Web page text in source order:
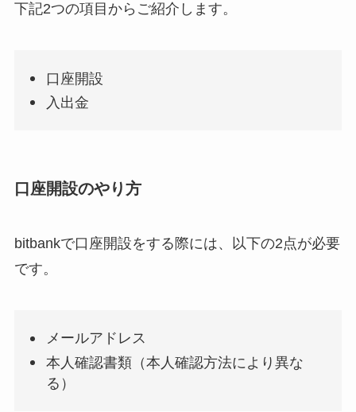
下記2つの項目からご紹介します。
口座開設
入出金
口座開設のやり方
bitbankで口座開設をする際には、以下の2点が必要
です。
メールアドレス
本人確認書類（本人確認方法により異な
る）